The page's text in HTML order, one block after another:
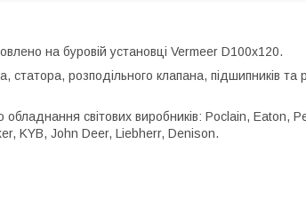
на буровій установці Vermeer D100x120.
статора, розподільного клапана, підшипників та
світових виробників: Poclain, Eaton,
KYB, John Deer, Liebherr, Denison.